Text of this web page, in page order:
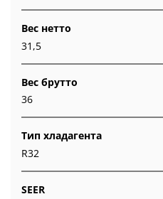
Вес нетто
31,5
Вес брутто
36
Тип хладагента
R32
SEER